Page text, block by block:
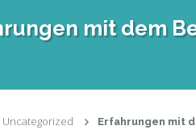
mit dem
Uncategorized Erfahrungen mit